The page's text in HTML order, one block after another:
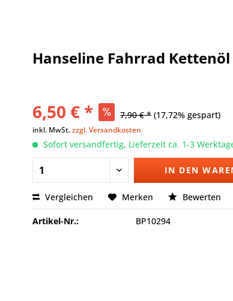
Hanseline Fahrrad Kettenöl
6,50 € * 7,90 € * (17,72% gespart)
inkl. MwSt.zzgl. Versandkosten
Sofort versandfertig, Lieferzeit ca. 1-3
IN DEN
Vergleichen Merken Bewerten
Artikel-Nr.: BP10294